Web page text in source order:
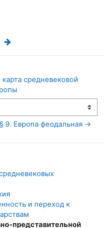
средневековой
§ 9. Европа феодальная →
и переход к
представительной